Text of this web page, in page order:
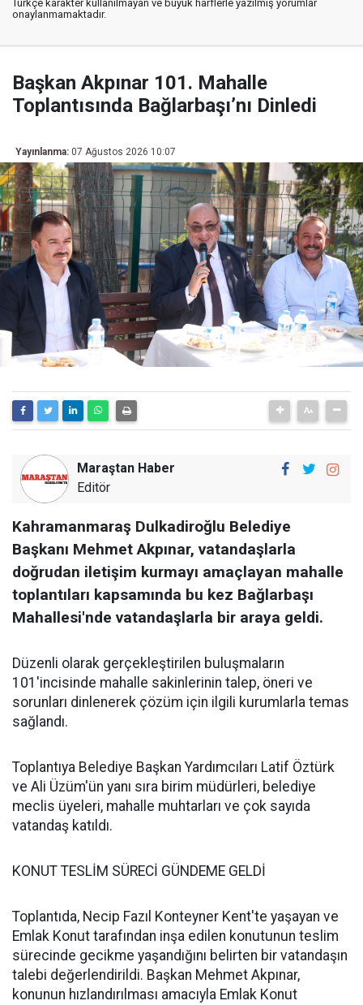
Türkçe karakter kullanılmayan ve büyük harflerle yazılmış yorumlar
onaylanmamaktadır.
Başkan Akpınar 101. Mahalle
Toplantısında Bağlarbaşı’nı Dinledi
Yayınlanma: 07 Ağustos 2026 10:07
Maraştan Haber
Editör
Kahramanmaraş Dulkadiroğlu Belediye
Başkanı Mehmet Akpınar, vatandaşlarla
doğrudan iletişim kurmayı amaçlayan mahalle
toplantıları kapsamında bu kez Bağlarbaşı
Mahallesi'nde vatandaşlarla bir araya geldi.
Düzenli olarak gerçekleştirilen buluşmaların
101'incisinde mahalle sakinlerinin talep, öneri ve
sorunları dinlenerek çözüm için ilgili kurumlarla temas
sağlandı.
Toplantıya Belediye Başkan Yardımcıları Latif Öztürk
ve Ali Üzüm'ün yanı sıra birim müdürleri, belediye
meclis üyeleri, mahalle muhtarları ve çok sayıda
vatandaş katıldı.
KONUT TESLİM SÜRECİ GÜNDEME GELDİ
Toplantıda, Necip Fazıl Konteyner Kent'te yaşayan ve
Emlak Konut tarafından inşa edilen konutunun teslim
sürecinde gecikme yaşandığını belirten bir vatandaşın
talebi değerlendirildi. Başkan Mehmet Akpınar,
konunun hızlandırılması amacıyla Emlak Konut